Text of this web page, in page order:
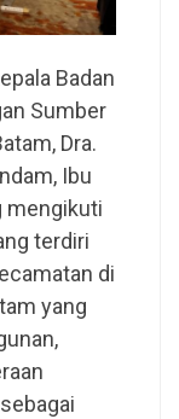
Badan
Sumber
Dra.
Ibu
mengikuti
terdiri
di
yang